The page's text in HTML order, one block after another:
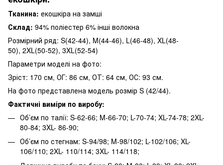
Тканина: екошкіра на замші
Склад: 94% поліестер 6% інші волокна
Розмірний ряд: S(42-44), M(44-46), L(46-48), XL(48-
50), 2XL(50-52), 3XL(52-54)
Параметри моделі на фото:
Зріст: 170 см, ОГ: 86 см, ОТ: 64 см, ОС: 93 см.
На фото представлена ​​модель розмір S (42/44).
Фактичні виміри по виробу:
Об’єм по талії: S-62-66; M-66-70; L-70-74; XL-74-78; 2XL-
80-84; 3XL- 86-90;
Об’єм по стегнам: S-94/98; M-98/102; L-102/106; XL-
106/110; 2XL- 110/114; 3XL- 114/118;